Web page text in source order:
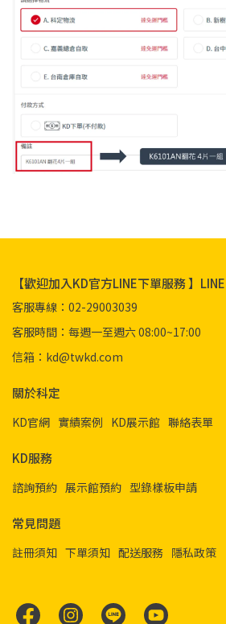
【歡迎加入KD官方LINE下單服務 】
客服專線：02-29003039
客服時間：每週一至週六 08:00~17:00
信箱：kd@twkd.com
關於科定
KD官網 實績案例 KD展示館 聯絡表單
KD服務
諮詢預約 展示館預約 型錄樣板申請
常見問題
註冊須知 下單須知 配送服務 隱私政策